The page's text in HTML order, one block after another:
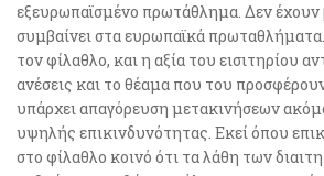
εξευρωπαϊσμένο πρωτάθλημα. Δεν έχουν
συμβαίνει στα ευρωπαϊκά
τον φίλαθλο, και η αξία του εισιτηρίου
ανέσεις και το θέαμα που του
υπάρχει απαγόρευση μετακινήσεων
υψηλής επικινδυνότητας. Εκεί όπου
στο φίλαθλο κοινό ότι τα λάθη των